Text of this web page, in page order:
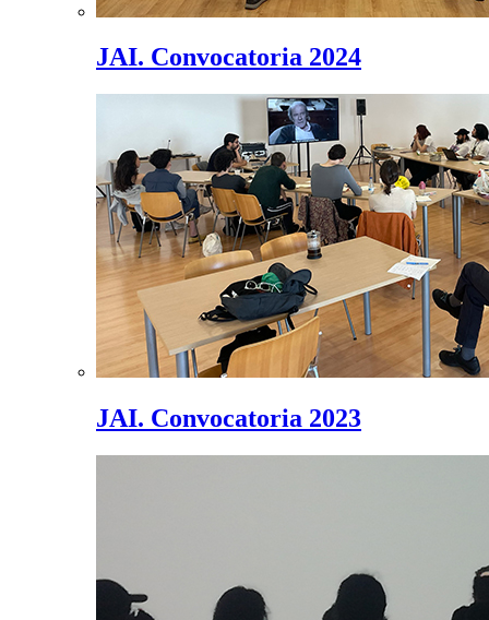
JAI. Convocatoria 2024
JAI. Convocatoria 2023